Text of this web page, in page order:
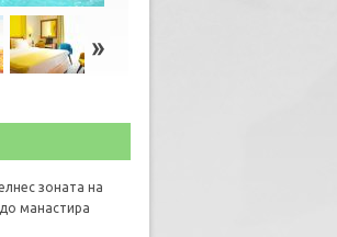
зоната на
манастира